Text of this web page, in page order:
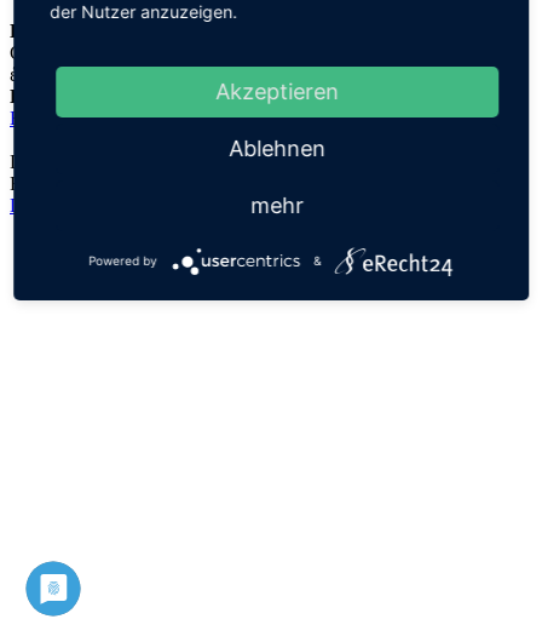
Herleitung:
Griechisch,
ἑλένη "helene"
Herkunftsname:
Helene
Der Namensursprung ist unklar, es handelt sich lediglich um eine
Hypothese!
Datenschutz
der Nutzer anzuzeigen.
Akzeptieren
Ablehnen
mehr
Powered by &